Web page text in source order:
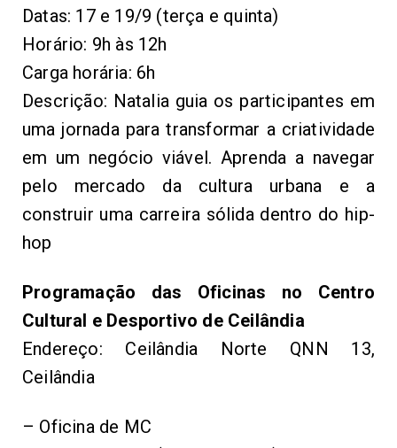
Datas: 17 e 19/9 (terça e quinta)
Horário: 9h às 12h
Carga horária: 6h
Descrição: Natalia guia os participantes em
uma jornada para transformar a criatividade
em um negócio viável. Aprenda a navegar
pelo mercado da cultura urbana e a
construir uma carreira sólida dentro do hip-
hop
Programação das Oficinas no Centro
Cultural e Desportivo de Ceilândia
Endereço: Ceilândia Norte QNN 13,
Ceilândia
– Oficina de MC